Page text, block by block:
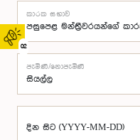
02
කාරක සභාව
පැමිණි/නොපැමිණි
දින සිට (YYYY-MM-DD)